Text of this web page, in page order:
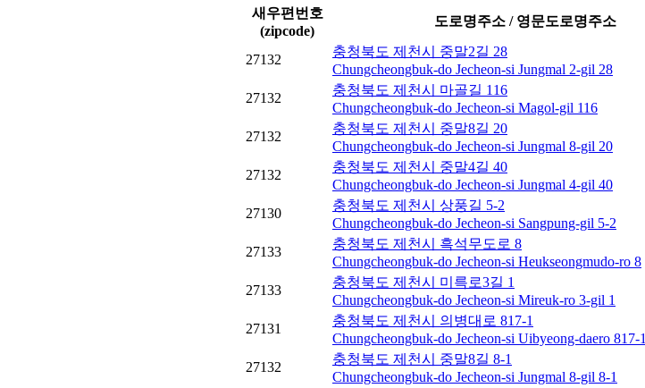
새우편번호
(zipcode)
도로명주소 / 영문도로명주소
27132
충청북도 제천시 중말2길 28
Chungcheongbuk-do Jecheon-si Jungmal 2-gil 28
27132
충청북도 제천시 마골길 116
Chungcheongbuk-do Jecheon-si Magol-gil 116
27132
충청북도 제천시 중말8길 20
Chungcheongbuk-do Jecheon-si Jungmal 8-gil 20
27132
충청북도 제천시 중말4길 40
Chungcheongbuk-do Jecheon-si Jungmal 4-gil 40
27130
충청북도 제천시 상풍길 5-2
Chungcheongbuk-do Jecheon-si Sangpung-gil 5-2
27133
충청북도 제천시 흑석무도로 8
Chungcheongbuk-do Jecheon-si Heukseongmudo-ro 8
27133
충청북도 제천시 미륵로3길 1
Chungcheongbuk-do Jecheon-si Mireuk-ro 3-gil 1
27131
충청북도 제천시 의병대로 817-1
Chungcheongbuk-do Jecheon-si Uibyeong-daero 817-1
27132
충청북도 제천시 중말8길 8-1
Chungcheongbuk-do Jecheon-si Jungmal 8-gil 8-1